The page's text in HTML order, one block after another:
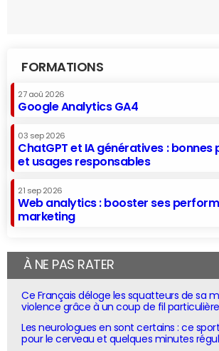
FORMATIONS
27 aoû 2026
Google Analytics GA4
03 sep 2026
ChatGPT et IA génératives : bonnes
et usages responsables
21 sep 2026
Web analytics : booster ses
marketing
À NE PAS RATER
Ce Français déloge les squatteurs de sa
violence grâce à un coup de fil
Les neurologues en sont certains : ce
pour le cerveau et quelques minutes